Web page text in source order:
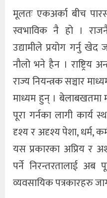
मूलतः एकअर्का बीच
स्वभाविक नै हो ।
उद्यामीले प्रयोग गर्नु
नौलो भने हैन । राष्ट्रिय
राज्य नियन्त्रक सञ्चार
माध्यम हुन् । बेलाबखतमा
पूरा गर्नका लागी कार्य
दृश्य र अदृश्य पेशा, धर्म,
यस प्रकारका अप्रिय र
पर्ने निरन्तरतालाई अब
व्यवसायिक पत्रकारहरु